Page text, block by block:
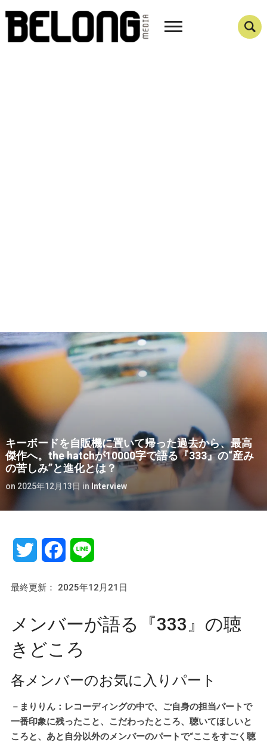
キーボードを自販機に置いて帰った過去から、最高
傑作へ。the hatchが10000字で語る『333』の“産み
の苦しみ”と進化とは？
on 2025年12月13日 in Interview
Twitter Facebook
最終更新： 2025年12月21日
メンバーが語る『333』の聴
きどころ
各メンバーのお気に入りパート
－まりりん：レコーディングの中で、ご自身の担当パートで
一番印象に残ったこと、こだわったところ、聴いてほしいと
ころと、あと自分以外のメンバーのパートで“ここをすごく聴